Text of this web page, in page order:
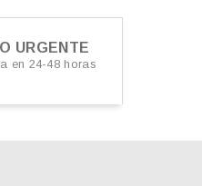
URGENTE
en 24-48 horas